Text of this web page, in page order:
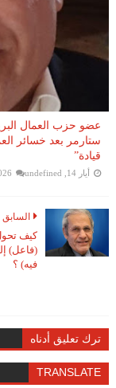
عضو حزب العمال
ستارمر بعد خسائر
قيادة”
أيار 14, 2026 undefined
السابق
كيف
(فاعل)
فيه) ؟
ترك تعليق أدناه
TRANSLATE